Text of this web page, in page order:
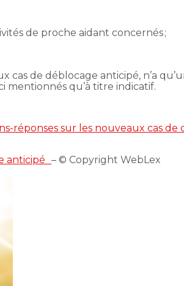
de proche aidant concernés ;
de déblocage anticipé, n’a
mentionnés qu’à titre indicatif.
réponses sur les nouveaux cas de
anticipé– © Copyright WebLex